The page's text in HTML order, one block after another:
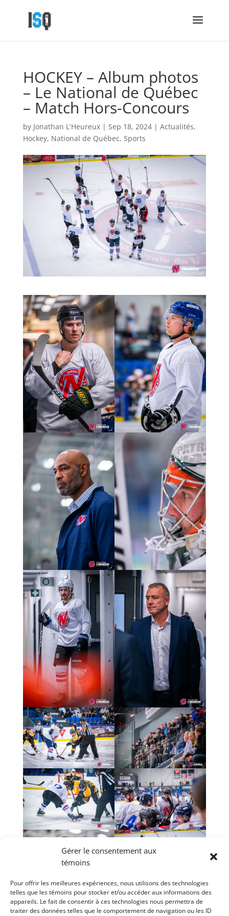
Gérer le consentement aux
témoins
Pour offrir les meilleures expériences, nous utilisons des technologies
telles que les témoins pour stocker et/ou accéder aux informations des
appareils. Le fait de consentir à ces technologies nous permettra de
traiter des données telles que le comportement de navigation ou les ID
HOCKEY – Album photos
– Le National de Québec
– Match Hors-Concours
by Jonathan L'Heureux| Sep 18, 2024| Actualités,
Hockey, National de Québec, Sports
Pour visionner plus de photos, visitez notre
page Facebook